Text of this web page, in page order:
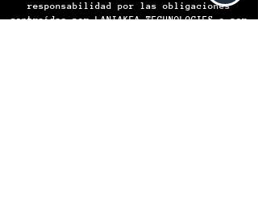
responsabilidad por las obligaciones
contraídas por LANIAKEA TECHNOLOGIES o por